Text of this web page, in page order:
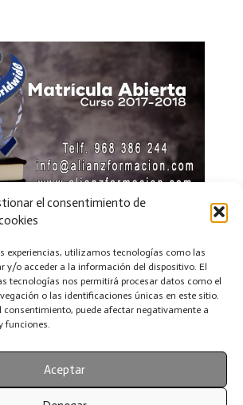
el consentimiento de
experiencias, utilizamos tecnologías como las
y/o acceder a la información del dispositivo. El
tecnologías nos permitirá procesar datos como el
o las identificaciones únicas en este sitio.
consentimiento, puede afectar negativamente a
funciones.
Aceptar
y descuento para